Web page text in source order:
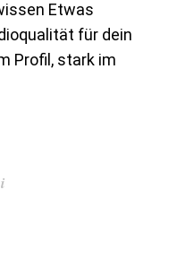
Etwas
für dein
Profil, stark im
i